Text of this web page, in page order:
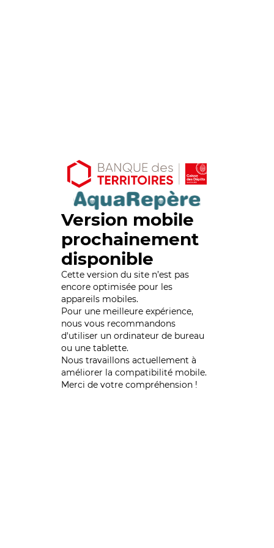
Version mobile
prochainement
disponible
Cette version du site n’est pas
encore optimisée pour les
appareils mobiles.
Pour une meilleure expérience,
nous vous recommandons
d'utiliser un ordinateur de bureau
ou une tablette.
Nous travaillons actuellement à
améliorer la compatibilité mobile.
Merci de votre compréhension !